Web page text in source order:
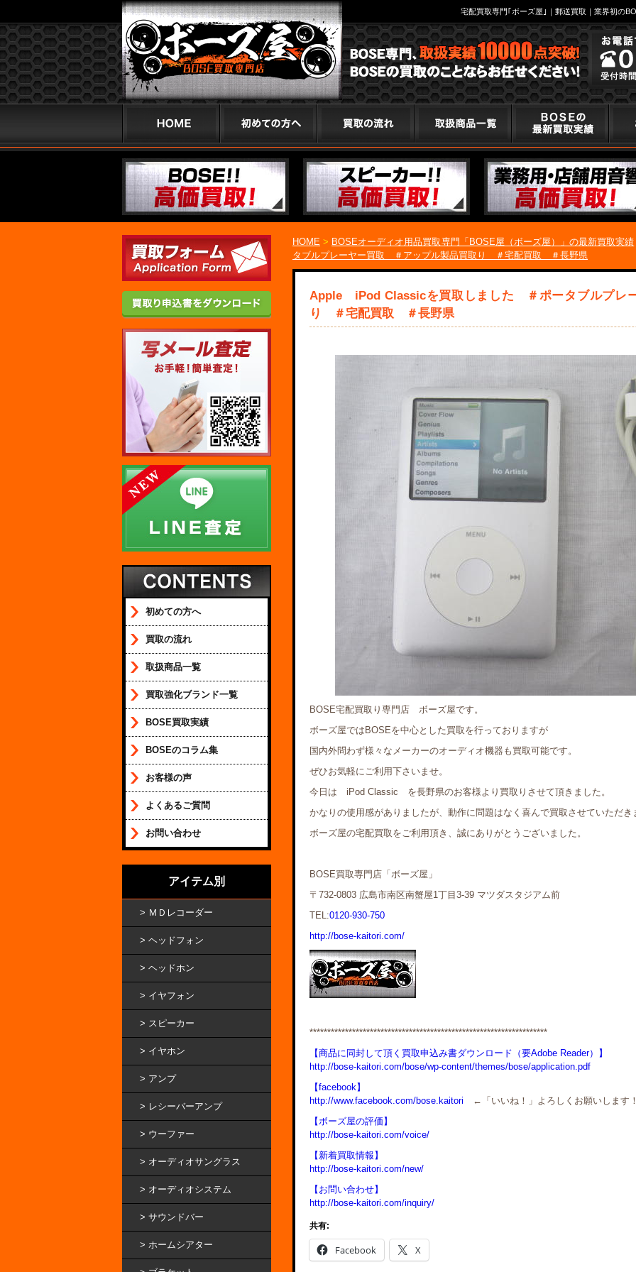
宅配買取専門｢ボーズ屋｣｜郵送買取｜業界初の
HOME > BOSEオーディオ用品買取専門「BOSE屋（ボーズ屋）」の最新買取実績
タブルプレーヤー買取 ＃アップル製品買取り ＃宅配買取 ＃長野県
Apple iPod Classicを買取しました ＃ポータブルプレ
り ＃宅配買取 ＃長野県
BOSE宅配買取り専門店 ボーズ屋です。
ボーズ屋ではBOSEを中心とした買取を行っておりますが
国内外問わず様々なメーカーのオーディオ機器も買取可能です。
ぜひお気軽にご利用下さいませ。
今日は iPod Classic を長野県のお客様より買取りさせて頂きました。
かなりの使用感がありましたが、動作に問題はなく喜んで買取させていただき
ボーズ屋の宅配買取をご利用頂き、誠にありがとうございました。
BOSE買取専門店「ボーズ屋」
〒732-0803 広島市南区南蟹屋1丁目3-39 マツダスタジアム前
TEL:0120-930-750
http://bose-kaitori.com/
*******************************************************************
【商品に同封して頂く買取申込み書ダウンロード（要Adobe Reader）】
http://bose-kaitori.com/bose/wp-content/themes/bose/application.pdf
【facebook】
http://www.facebook.com/bose.kaitori ←「いいね！」よろしくお願いします
【ボーズ屋の評価】
http://bose-kaitori.com/voice/
【新着買取情報】
http://bose-kaitori.com/new/
【お問い合わせ】
http://bose-kaitori.com/inquiry/
共有:
Facebook X
初めての方へ
買取の流れ
取扱商品一覧
買取強化ブランド一覧
BOSE買取実績
BOSEのコラム集
お客様の声
よくあるご質問
お問い合わせ
アイテム別
ＭＤレコーダー
ヘッドフォン
ヘッドホン
イヤフォン
スピーカー
イヤホン
アンプ
レシーバーアンプ
ウーファー
オーディオサングラス
オーディオシステム
サウンドバー
ホームシアター